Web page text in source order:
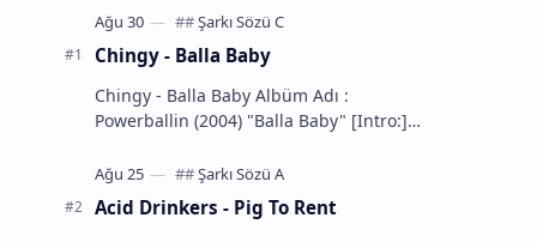
Chingy - Balla Baby
Chingy - Balla Baby Albüm Adı :
Powerballin (2004) "Balla Baby" [Intro:]
That's m…
Acid Drinkers - Pig To Rent